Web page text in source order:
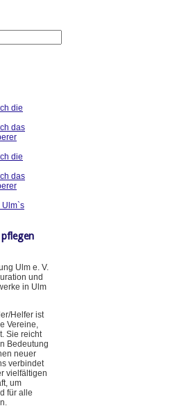
die
das
die
das
Ulm`s
Ulm e. V.
und
in Ulm
Helfer ist
Vereine,
Sie reicht
Bedeutung
neuer
verbindet
vielfältigen
um
für alle